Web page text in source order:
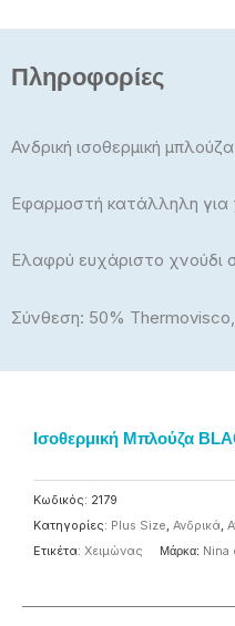
Πληροφορίες
Ανδρική ισοθερμική
Εφαρμοστή κατάλληλη για
Ελαφρύ ευχάριστο χνούδι
Σύνθεση: 50%
Ισοθερμική Μπλούζα
Κωδικός: 2179
Κατηγορίες: Plus Size, Ανδρικά,
Ετικέτα: Χειμώνας Μάρκα: Nina